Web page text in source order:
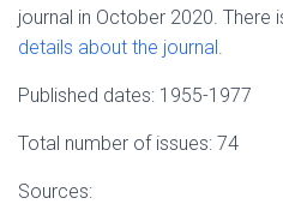
journal in October 2020. There
details about the journal
Published dates: 1955-1977
Total number of issues: 74
Sources: